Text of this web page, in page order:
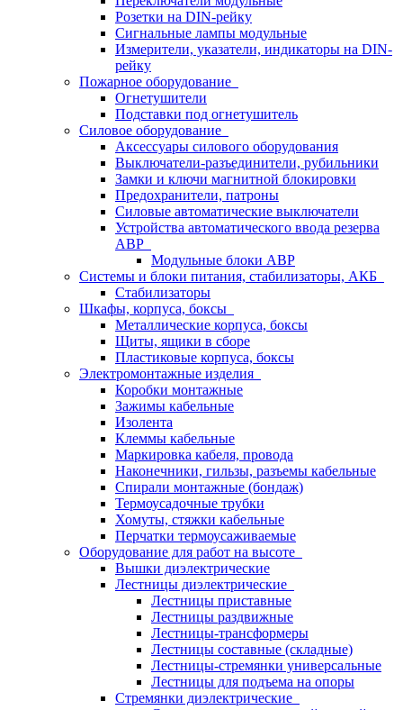
Розетки на DIN-рейку
Сигнальные лампы модульные
Измерители, указатели, индикаторы на DIN-
рейку
Пожарное оборудование
Огнетушители
Подставки под огнетушитель
Силовое оборудование
Аксессуары силового оборудования
Выключатели-разъединители, рубильники
Замки и ключи магнитной блокировки
Предохранители, патроны
Силовые автоматические выключатели
Устройства автоматического ввода резерва
АВР
Модульные блоки АВР
Системы и блоки питания, стабилизаторы, АКБ
Стабилизаторы
Шкафы, корпуса, боксы
Металлические корпуса, боксы
Щиты, ящики в сборе
Пластиковые корпуса, боксы
Электромонтажные изделия
Коробки монтажные
Зажимы кабельные
Изолента
Клеммы кабельные
Маркировка кабеля, провода
Наконечники, гильзы, разъемы кабельные
Спирали монтажные (бондаж)
Термоусадочные трубки
Хомуты, стяжки кабельные
Перчатки термоусаживаемые
Оборудование для работ на высоте
Вышки диэлектрические
Лестницы диэлектрические
Лестницы приставные
Лестницы раздвижные
Лестницы-трансформеры
Лестницы составные (складные)
Лестницы-стремянки универсальные
Лестницы для подъема на опоры
Стремянки диэлектрические